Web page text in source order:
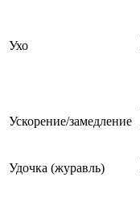
Ухо
Ускорение/замедление
Удочка (журавль)